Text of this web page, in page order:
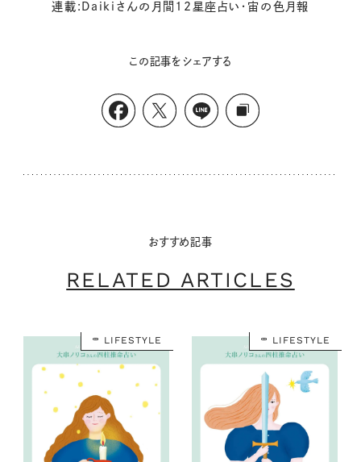
連載:Daikiさんの月間12星座占い・宙の色月報
この記事をシェアする
おすすめ記事
RELATED ARTICLES
LIFESTYLE LIFESTYLE